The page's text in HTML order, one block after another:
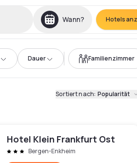
Wann? Hotels
Dauer Familienzimmer
Sortiert nach: Popularität
Hotel Klein Frankfurt Ost
Bergen-Enkheim